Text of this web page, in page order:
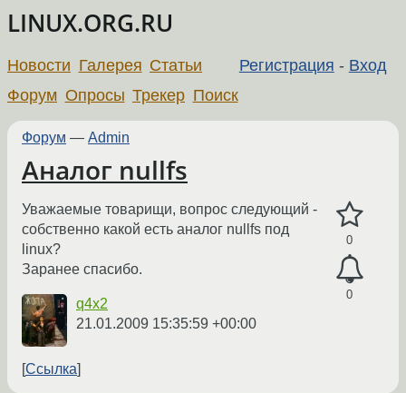
LINUX.ORG.RU
Регистрация - Вход
Новости Галерея Статьи
Форум Опросы Трекер Поиск
Форум — Admin
Аналог nullfs
0
0
Уважаемые товарищи, вопрос следующий -
собственно какой есть аналог nullfs под
linux?
Заранее спасибо.
q4x2
21.01.2009 15:35:59 +00:00
Ссылка